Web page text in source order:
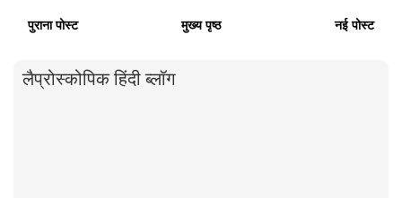
पुराना पोस्ट मुख्य पृष्ठ नई पोस्ट
लैप्रोस्कोपिक हिंदी ब्लॉग